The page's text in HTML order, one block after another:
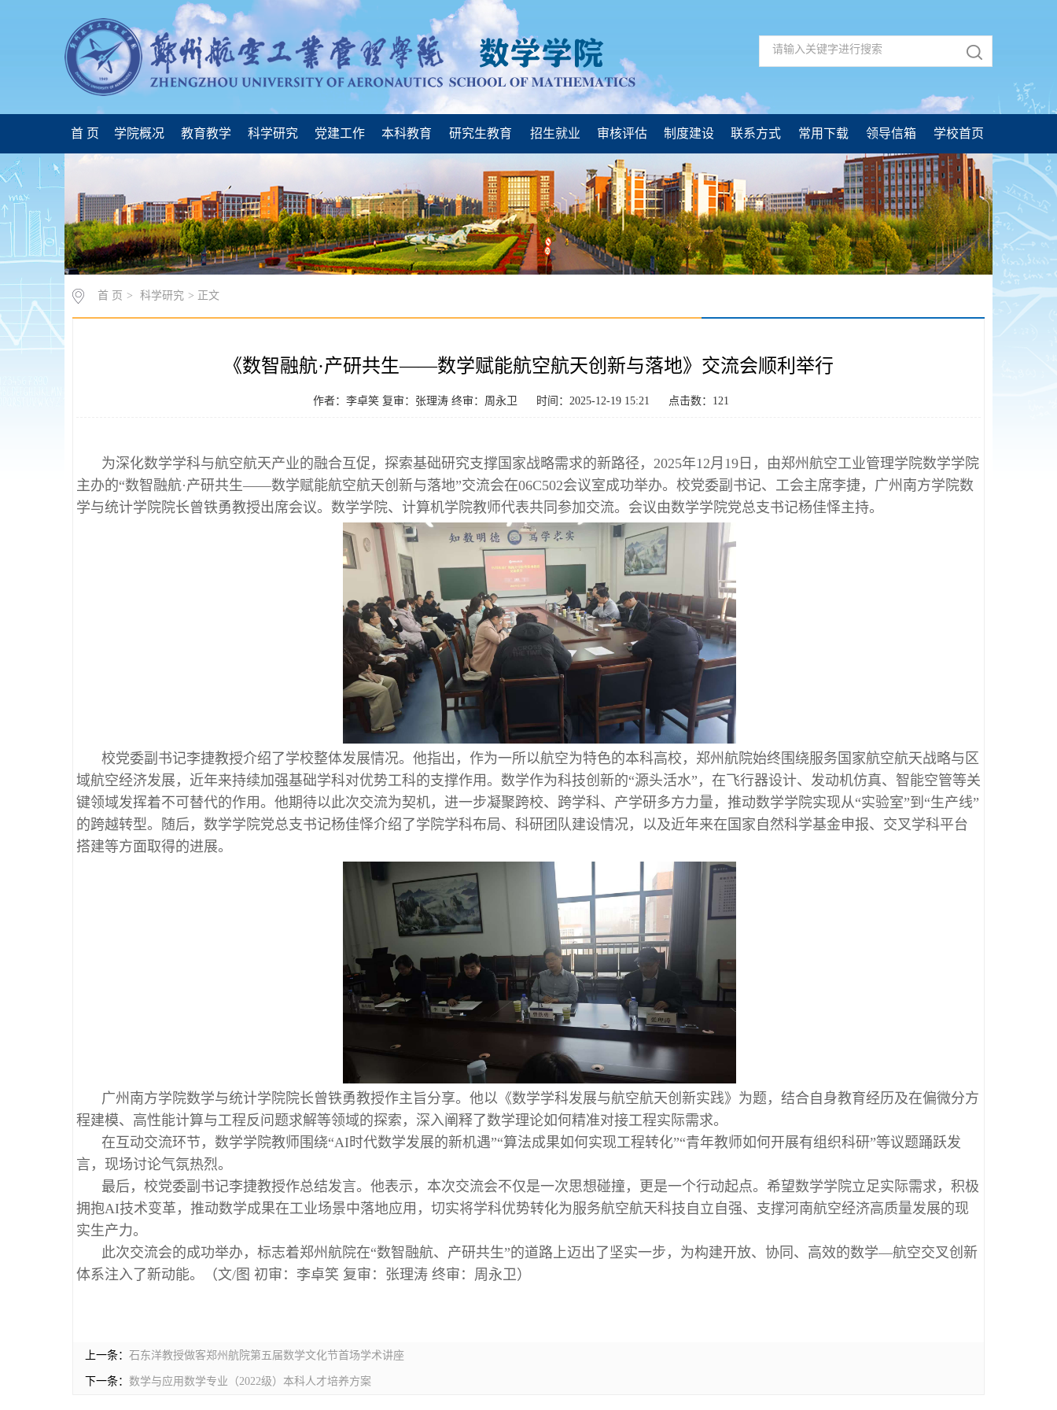
首 页 学院概况 教育教学 科学研究 党建工作 本科教育 研究生教育 招生就业 审核评估 制度建设 联系方式 常用下载 领导信箱 学校首页
首 页 > 科学研究 > 正文
《数智融航·产研共生——数学赋能航空航天创新与落地》交流会顺利举行
作者：李卓笑 复审：张理涛 终审：周永卫 时间：2025-12-19 15:21 点击数： 121
为深化数学学科与航空航天产业的融合互促，探索基础研究支撑国家战略需求的新路径，2025年12月19日，由郑州航空工业管理学院数学学院
主办的“数智融航·产研共生——数学赋能航空航天创新与落地”交流会在06C502会议室成功举办。校党委副书记、工会主席李捷，广州南方学院数
学与统计学院院长曾铁勇教授出席会议。数学学院、计算机学院教师代表共同参加交流。会议由数学学院党总支书记杨佳怿主持。
校党委副书记李捷教授介绍了学校整体发展情况。他指出，作为一所以航空为特色的本科高校，郑州航院始终围绕服务国家航空航天战略与区
域航空经济发展，近年来持续加强基础学科对优势工科的支撑作用。数学作为科技创新的“源头活水”，在飞行器设计、发动机仿真、智能空管等关
键领域发挥着不可替代的作用。他期待以此次交流为契机，进一步凝聚跨校、跨学科、产学研多方力量，推动数学学院实现从“实验室”到“生产线”
的跨越转型。随后，数学学院党总支书记杨佳怿介绍了学院学科布局、科研团队建设情况，以及近年来在国家自然科学基金申报、交叉学科平台
搭建等方面取得的进展。
广州南方学院数学与统计学院院长曾铁勇教授作主旨分享。他以《数学学科发展与航空航天创新实践》为题，结合自身教育经历及在偏微分方
程建模、高性能计算与工程反问题求解等领域的探索，深入阐释了数学理论如何精准对接工程实际需求。
在互动交流环节，数学学院教师围绕“AI时代数学发展的新机遇”“算法成果如何实现工程转化”“青年教师如何开展有组织科研”等议题踊跃发
言，现场讨论气氛热烈。
最后，校党委副书记李捷教授作总结发言。他表示，本次交流会不仅是一次思想碰撞，更是一个行动起点。希望数学学院立足实际需求，积极
拥抱AI技术变革，推动数学成果在工业场景中落地应用，切实将学科优势转化为服务航空航天科技自立自强、支撑河南航空经济高质量发展的现
实生产力。
此次交流会的成功举办，标志着郑州航院在“数智融航、产研共生”的道路上迈出了坚实一步，为构建开放、协同、高效的数学—航空交叉创新
体系注入了新动能。（文/图 初审：李卓笑 复审：张理涛 终审：周永卫）
上一条： 石东洋教授做客郑州航院第五届数学文化节首场学术讲座
下一条： ​数学与应用数学专业（2022级）本科人才培养方案